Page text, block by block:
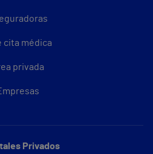
cita médica
privada
Privados